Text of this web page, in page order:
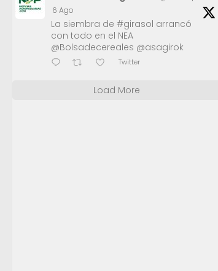
6 Ago
La siembra de #girasol arrancó
con todo en el NEA
@Bolsadecereales @asagirok
Twitter
Load More